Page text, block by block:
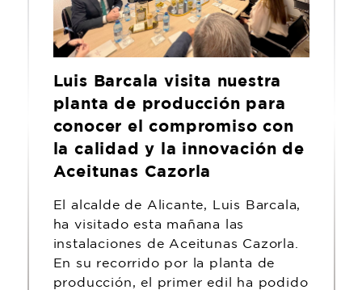
Luis Barcala visita nuestra
planta de producción para
conocer el compromiso con
la calidad y la innovación de
Aceitunas Cazorla
El alcalde de Alicante, Luis Barcala,
ha visitado esta mañana las
instalaciones de Aceitunas Cazorla.
En su recorrido por la planta de
producción, el primer edil ha podido